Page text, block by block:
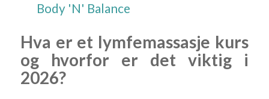
Body 'N' Balance
Hva er et lymfemassasje kurs
og hvorfor er det viktig i
2026?